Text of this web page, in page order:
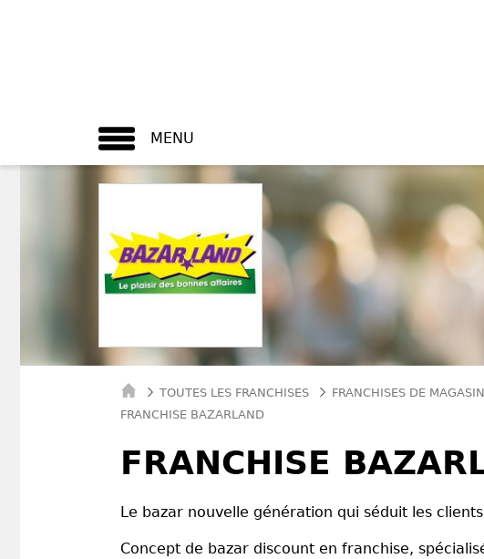
MENU
TOUTES LES FRANCHISES FRANCHISES DE MAGASIN
FRANCHISE BAZARLAND
FRANCHISE
Le bazar nouvelle génération qui séduit les
Concept de bazar discount en franchise,